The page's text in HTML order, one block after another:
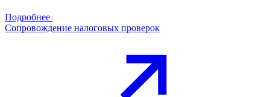
Подробнее
Сопровождение налоговых проверок